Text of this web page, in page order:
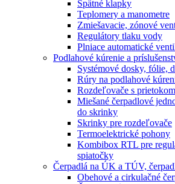
Spätné klapky
Teplomery a manometre
Zmiešavacie, zónové
Regulátory tlaku vody
Plniace automatické
Podlahové kúrenie a
Systémové dosky, fólie,
Rúry na podlahové
Rozdeľovače s
Miešané čerpadlové
do skrinky
Skrinky pre rozdeľovače
Termoelektrické pohony
Kombibox RTL pre
spiatočky
Čerpadlá na ÚK a TÚV,
Obehové a cirkulačné